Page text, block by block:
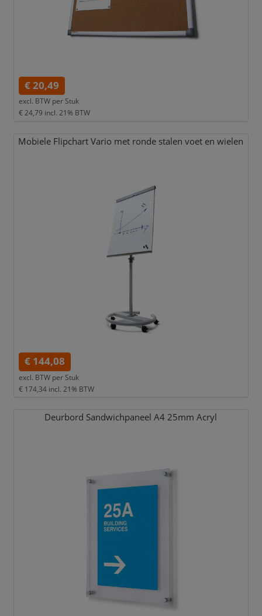
€ 20,49
excl. BTW per Stuk
€ 24,79 incl. 21% BTW
Mobiele Flipchart Vario met ronde stalen voet en wielen
€ 144,08
excl. BTW per Stuk
€ 174,34 incl. 21% BTW
Deurbord Sandwichpaneel A4 25mm Acryl